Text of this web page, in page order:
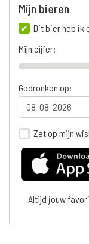
Mijn bieren
Dit bier heb ik
Mijn cijfer:
Gedronken op:
Zet op mijn
Altijd jouw